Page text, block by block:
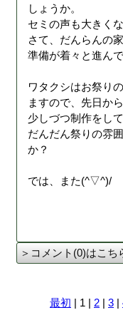
しょうか。
セミの声も大きく
さて、だんらんの
準備が着々と進んで
ワタクシはお祭り
ますので、先日か
少しづつ制作をし
だんだん祭りの雰
か？
では、また(^▽^)/
＞コメント(0)はこち
最初 | 1 | 2 | 3 |